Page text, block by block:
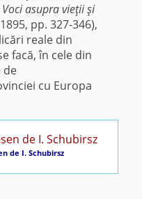
asupra vieţii şi
pp. 327-346),
reale din
facă, în cele din
de
cu Europa
de I. Schubirsz